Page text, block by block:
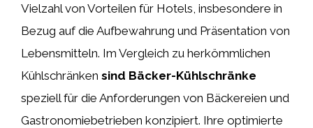
Vielzahl von Vorteilen für Hotels, insbesondere in
Bezug auf die Aufbewahrung und Präsentation von
Lebensmitteln. Im Vergleich zu herkömmlichen
Kühlschränken sind Bäcker-Kühlschränke
speziell für die Anforderungen von Bäckereien und
Gastronomiebetrieben konzipiert. Ihre optimierte